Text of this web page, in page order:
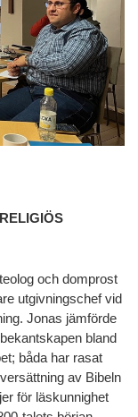
och domprost
utgivningschef vid
Jonas jämförde
bland
båda har rasat
av Bibeln
för läskunnighet